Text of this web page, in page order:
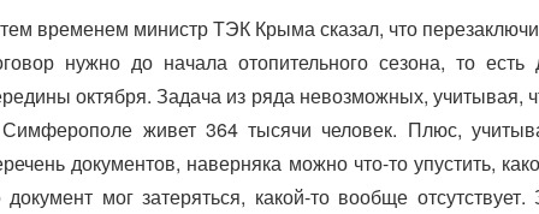
временем министр ТЭК Крыма сказал, что
нужно до начала отопительного сезона, то есть
октября. Задача из ряда невозможных, учитывая,
живет 364 тысячи человек. Плюс,
документов, наверняка можно что-то упустить,
документ мог затеряться, какой-то вообще отсутствует.